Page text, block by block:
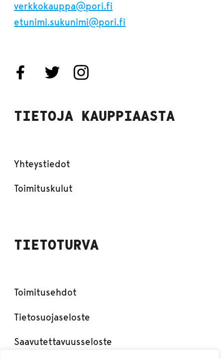
verkkokauppa@pori.fi
etunimi.sukunimi@pori.fi
TIETOJA KAUPPIAASTA
Yhteystiedot
Toimituskulut
TIETOTURVA
Toimitusehdot
Tietosuojaseloste
Saavutettavuusseloste